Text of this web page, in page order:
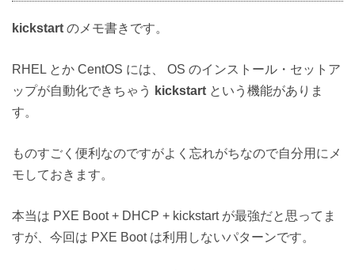
kickstart のメモ書きです。
RHEL とか CentOS には、 OS のインストール・セットア
ップが自動化できちゃう
kickstart という機能がありま
す。
ものすごく便利なのですがよく忘れがちなので自分用にメ
モしておきます。
本当は PXE Boot + DHCP + kickstart が最強だと思ってま
すが、今回は PXE Boot は利用しないパターンです。